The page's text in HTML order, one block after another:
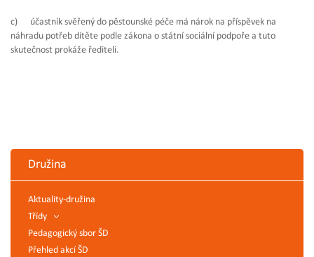
c) účastník svěřený do pěstounské péče má nárok na příspěvek na
náhradu potřeb dítěte podle zákona o státní sociální podpoře a tuto
skutečnost prokáže řediteli.
Družina
Aktuality-družina
Třídy
Pedagogický sbor ŠD
Přehled akcí ŠD